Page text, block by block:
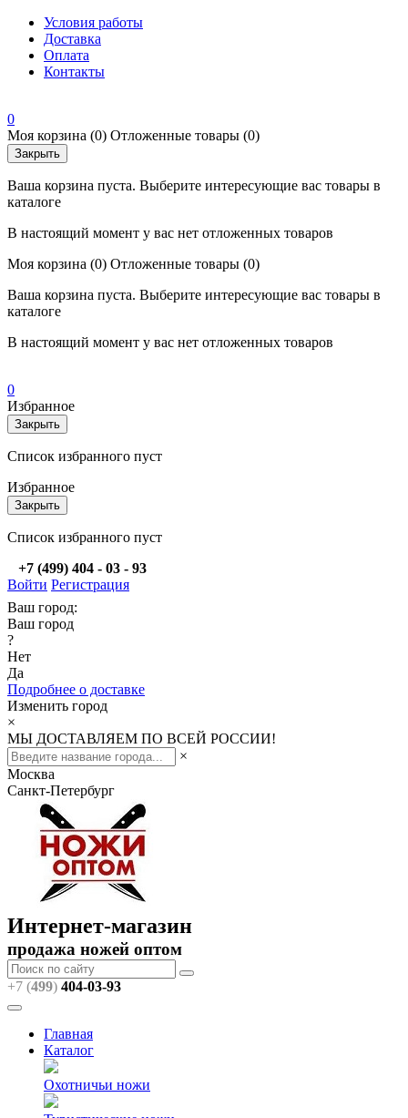
Условия работы
Доставка
Оплата
Контакты
0
Моя корзина (0) Отложенные товары (0)
Закрыть
Ваша корзина пуста. Выберите интересующие вас товары в
каталоге
В настоящий момент у вас нет отложенных товаров
Моя корзина (0) Отложенные товары (0)
Ваша корзина пуста. Выберите интересующие вас товары в
каталоге
В настоящий момент у вас нет отложенных товаров
0
Избранное
Закрыть
Список избранного пуст
Избранное
Закрыть
Список избранного пуст
+7 (499) 404 - 03 - 93
Войти Регистрация
Ваш город:
Ваш город
?
Нет
Да
Подробнее о доставке
Изменить город
×
МЫ ДОСТАВЛЯЕМ ПО ВСЕЙ РОССИИ!
×
Москва
Санкт-Петербург
Интернет-магазин
продажа ножей оптом
+7 (499) 404-03-93
Главная
Каталог
Охотничьи ножи